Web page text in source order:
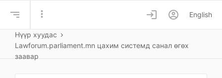
more_vert login account_circle English
Нүүр хуудас
Lawforum.parliament.mn цахим системд санал өгөх
заавар